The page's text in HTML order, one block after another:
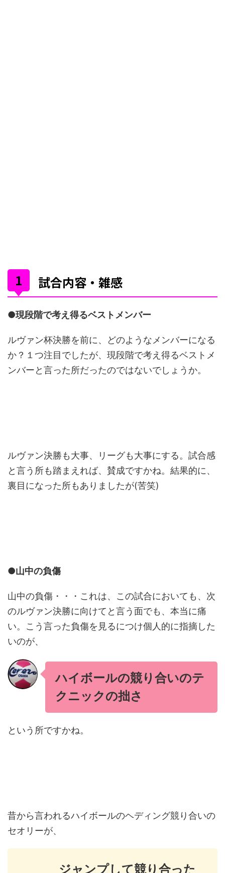
試合内容・雑感
●現段階で考え得るベストメンバー
ルヴァン杯決勝を前に、どのようなメンバーになる
か？１つ注目でしたが、現段階で考え得るベストメ
ンバーと言った所だったのではないでしょうか。
ルヴァン決勝も大事、リーグも大事にする。試合感
と言う所も踏まえれば、賛成ですかね。結果的に、
裏目になった所もありましたが(苦笑)
●山中の負傷
山中の負傷・・・これは、この試合においても、次
のルヴァン決勝に向けてと言う面でも、本当に痛
い。こう言った負傷を見るにつけ個人的に指摘した
いのが、
ハイボールの競り合いのテ
クニックの拙さ
という所ですかね。
昔から言われるハイボールのヘディング競り合いの
セオリーが、
ジャンプして競り合った